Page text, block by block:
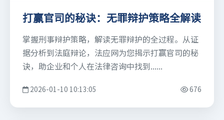
打赢官司的秘诀：无罪辩护策略全解读
掌握刑事辩护策略，解读无罪辩护的全过程。从证
据分析到法庭辩论，法应网为您揭示打赢官司的秘
诀，助企业和个人在法律咨询中找到......
2026-01-10 10:13:05 676